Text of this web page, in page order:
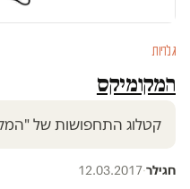
גלריות
המקומיקס
קטלוג התחפושות של
חגילר·
12.03.2017